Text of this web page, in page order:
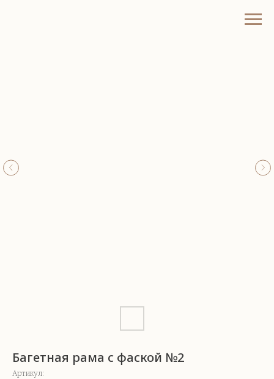
Багетная рама с фаской №2
Артикул: